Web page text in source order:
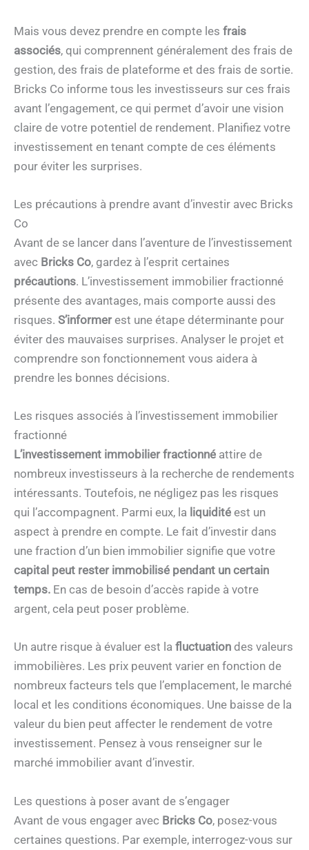
Mais vous devez prendre en compte les frais
associés, qui comprennent généralement des frais de
gestion, des frais de plateforme et des frais de sortie.
Bricks Co informe tous les investisseurs sur ces frais
avant l’engagement, ce qui permet d’avoir une vision
claire de votre potentiel de rendement. Planifiez votre
investissement en tenant compte de ces éléments
pour éviter les surprises.
Les précautions à prendre avant d’investir avec Bricks
Co
Avant de se lancer dans l’aventure de l’investissement
avec Bricks Co, gardez à l’esprit certaines
précautions. L’investissement immobilier fractionné
présente des avantages, mais comporte aussi des
risques. S’informerest une étape déterminante pour
éviter des mauvaises surprises. Analyser le projet et
comprendre son fonctionnement vous aidera à
prendre les bonnes décisions.
Les risques associés à l’investissement immobilier
fractionné
L’investissement immobilier fractionné attire de
nombreux investisseurs à la recherche de rendements
intéressants. Toutefois, ne négligez pas les risques
qui l’accompagnent. Parmi eux, la liquidité est un
aspect à prendre en compte. Le fait d’investir dans
une fraction d’un bien immobilier signifie que votre
capital peut rester immobilisé pendant un certain
temps. En cas de besoin d’accès rapide à votre
argent, cela peut poser problème.
Un autre risque à évaluer est la fluctuation des valeurs
immobilières. Les prix peuvent varier en fonction de
nombreux facteurs tels que l’emplacement, le marché
local et les conditions économiques. Une baisse de la
valeur du bien peut affecter le rendement de votre
investissement. Pensez à vous renseigner sur le
marché immobilier avant d’investir.
Les questions à poser avant de s’engager
Avant de vous engager avec Bricks Co, posez-vous
certaines questions. Par exemple, interrogez-vous sur